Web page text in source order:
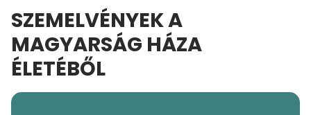
SZEMELVÉNYEK A
MAGYARSÁG HÁZA
ÉLETÉBŐL